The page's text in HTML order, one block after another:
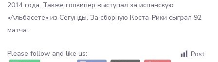
2014 года. Также голкипер выступал за испанскую
«Альбасете» из Сегунды. За сборную Коста-Рики сыграл 92
матча.
Please follow and like us:
Post